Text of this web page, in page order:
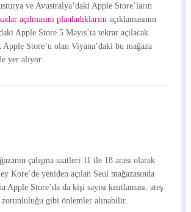
ve Avustralya’daki Apple Store’ların
açılmasını planladıklarını açıklamasının
Apple Store 5 Mayıs’ta tekrar açılacak.
Apple Store’u olan Viyana’daki bu mağaza
yer alıyor.
çalışma saatleri 11 ile 18 arası olarak
Kore’de yeniden açılan Seul mağazasında
Apple Store’da da kişi sayısı kısıtlaması, ateş
gibi önlemler alınabilir.